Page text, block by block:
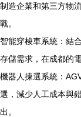
制造企業和第三方物
戰。
智能穿梭車系統：結
存儲需求，在成都的
機器人揀選系統：
選，減少人工成本與
出。